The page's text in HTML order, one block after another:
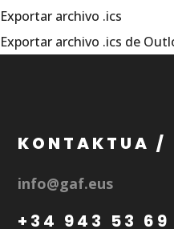
Exportar archivo .ics
Exportar archivo .ics de
KONTAKTUA /
info@gaf.eus
+34 943 53 69